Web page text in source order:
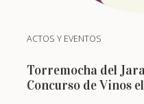
ACTOS Y EVENTOS
Torremocha del
Concurso de Vinos